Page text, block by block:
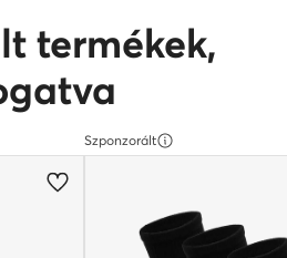
termékek,
Szponzorált